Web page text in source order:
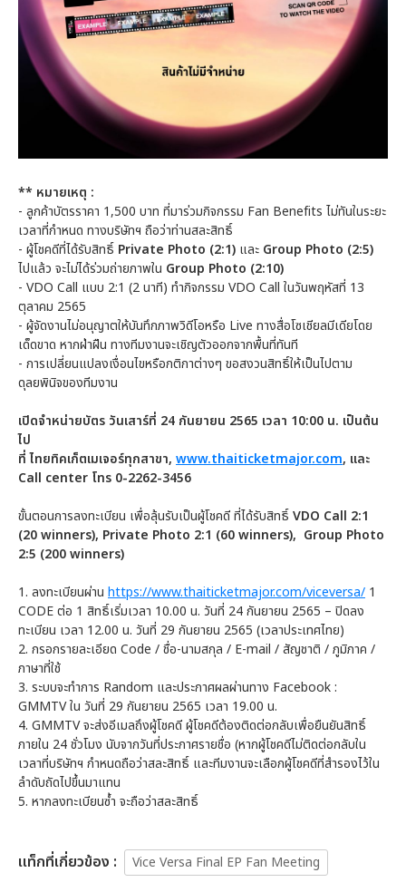
** หมายเหตุ :
- ลูกค้าบัตรราคา 1,500 บาท ที่มาร่วมกิจกรรม Fan Benefits ไม่ทันในระยะ
เวลาที่กำหนด ทางบริษัทฯ ถือว่าท่านสละสิทธิ์
- ผู้โชคดีที่ได้รับสิทธิ์ Private Photo (2:1) และ Group Photo (2:5)
ไปแล้ว จะไม่ได้ร่วมถ่ายภาพใน Group Photo (2:10)
- VDO Call แบบ 2:1 (2 นาที) ทำกิจกรรม VDO Call ในวันพฤหัสที่ 13
ตุลาคม 2565
- ผู้จัดงานไม่อนุญาตให้บันทึกภาพวิดีโอหรือ Live ทางสื่อโซเชียลมีเดียโดย
เด็ดขาด หากฝ่าฝืน ทางทีมงานจะเชิญตัวออกจากพื้นที่ทันที
- การเปลี่ยนแปลงเงื่อนไขหรือกติกาต่างๆ ขอสงวนสิทธิ์ให้เป็นไปตาม
ดุลยพินิจของทีมงาน
เปิดจำหน่ายบัตร วันเสาร์ที่ 24 กันยายน 2565 เวลา 10:00 น. เป็นต้น
ไป
ที่ ไทยทิคเก็ตเมเจอร์ทุกสาขา, www.thaiticketmajor.com, และ
Call center โทร 0-2262-3456
ขั้นตอนการลงทะเบียน เพื่อลุ้นรับเป็นผู้โชคดี ที่ได้รับสิทธิ์VDO Call 2:1
(20 winners), Private Photo 2:1 (60 winners), Group Photo
2:5 (200 winners)
1. ลงทะเบียนผ่าน https://www.thaiticketmajor.com/viceversa/ 1
CODE ต่อ 1 สิทธิ์เริ่มเวลา 10.00 น. วันที่ 24 กันยายน 2565 – ปิดลง
ทะเบียน เวลา 12.00 น. วันที่ 29 กันยายน 2565 (เวลาประเทศไทย)
2. กรอกรายละเอียด Code / ชื่อ-นามสกุล / E-mail / สัญชาติ / ภูมิภาค /
ภาษาที่ใช้
3. ระบบจะทำการ Random และประกาศผลผ่านทาง Facebook :
GMMTV ใน วันที่ 29 กันยายน 2565 เวลา 19.00 น.
4. GMMTV จะส่งอีเมลถึงผู้โชคดี ผู้โชคดีต้องติดต่อกลับเพื่อยืนยันสิทธิ์
ภายใน 24 ชั่วโมง นับจากวันที่ประกาศรายชื่อ (หากผู้โชคดีไม่ติดต่อกลับใน
เวลาที่บริษัทฯ กำหนดถือว่าสละสิทธิ์ และทีมงานจะเลือกผู้โชคดีที่สำรองไว้ใน
ลำดับถัดไปขึ้นมาแทน
5. หากลงทะเบียนซ้ำ จะถือว่าสละสิทธิ์
เเท็กที่เกี่ยวข้อง : Vice Versa Final EP Fan Meeting